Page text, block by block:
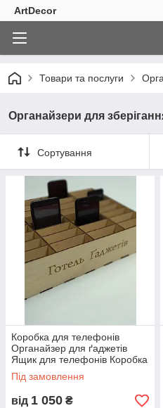
ArtDecor
Товари та послуги
Органайзери для
Сортування
Коробка для телефонів
Органайзер для ґаджетів
Ящик для телефонів Коробка
із секціями Матеріал фанера
4 мм
Під замовлення
від 1 050 ₴